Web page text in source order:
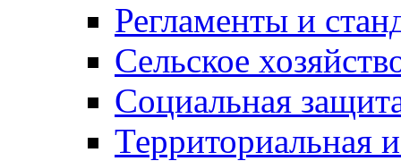
Регламенты и
Сельское
Социальная
Территориальная